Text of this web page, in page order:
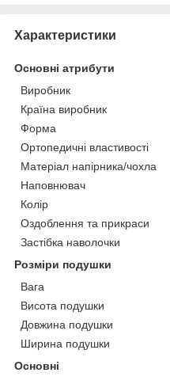
Характеристики
Основні атрибути
Виробник
Країна виробник
Форма
Ортопедичні властивості
Матеріал напірника/чохла
Наповнювач
Колір
Оздоблення та прикраси
Застібка наволочки
Розміри подушки
Вага
Висота подушки
Довжина подушки
Ширина подушки
Основні